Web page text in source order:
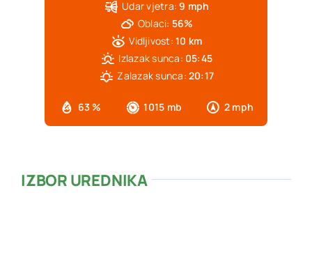
63 % 1015 mb 2 mph
Udar vjetra: 9 mph
Oblaci: 56%
Vidljivost: 10 km
Izlazak sunca: 05:45
Zalazak sunca: 20:17
IZBOR UREDNIKA